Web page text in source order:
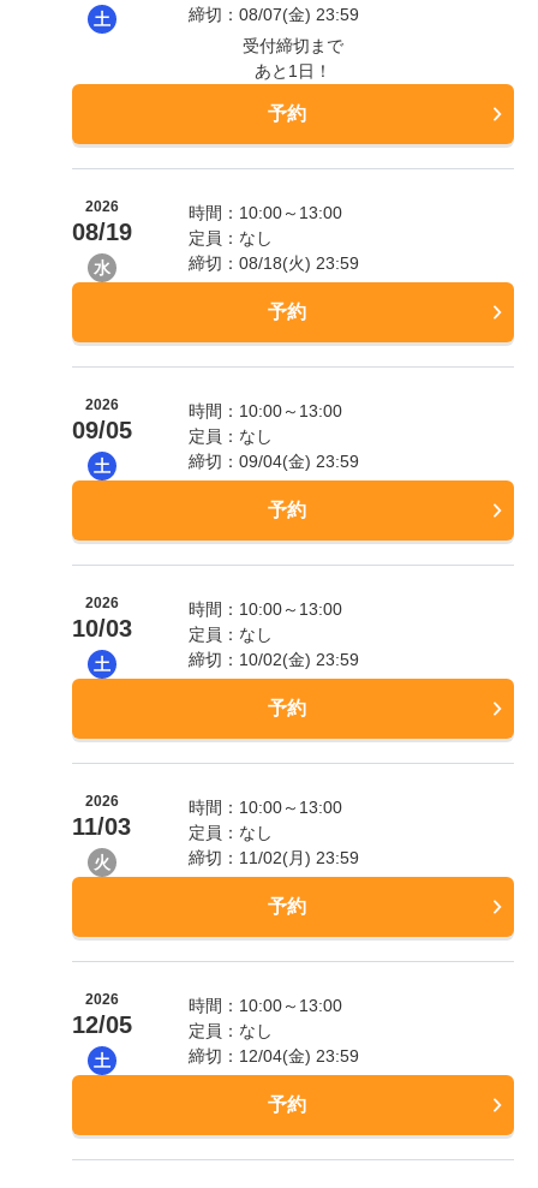
土
締切：08/07(金) 23:59
受付締切まで
あと1日！
予約
2026
08/19
水
時間：10:00～13:00
定員：なし
締切：08/18(火) 23:59
予約
2026
09/05
土
時間：10:00～13:00
定員：なし
締切：09/04(金) 23:59
予約
2026
10/03
土
時間：10:00～13:00
定員：なし
締切：10/02(金) 23:59
予約
2026
11/03
火
時間：10:00～13:00
定員：なし
締切：11/02(月) 23:59
予約
2026
12/05
土
時間：10:00～13:00
定員：なし
締切：12/04(金) 23:59
予約